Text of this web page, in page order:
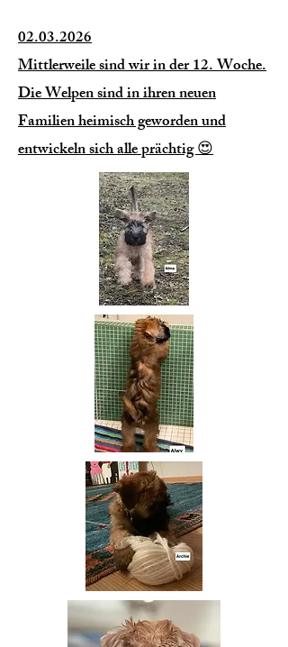
02.03.2026
Mittlerweile sind wir in der 12. Woche.
Die Welpen sind in ihren neuen
Familien heimisch geworden und
entwickeln sich alle prächtig 😍